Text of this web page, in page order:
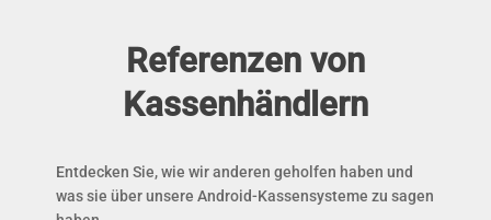
Referenzen von
Kassenhändlern
Entdecken Sie, wie wir anderen geholfen haben und
was sie über unsere Android-Kassensysteme zu sagen